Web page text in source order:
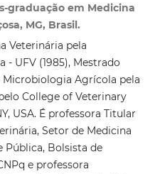
graduação em Medicina
MG, Brasil.
Veterinária pela
- UFV (1985), Mestrado
Microbiologia Agrícola pela
College of Veterinary
USA. É professora Titular
Setor de Medicina
Pública, Bolsista de
e professora